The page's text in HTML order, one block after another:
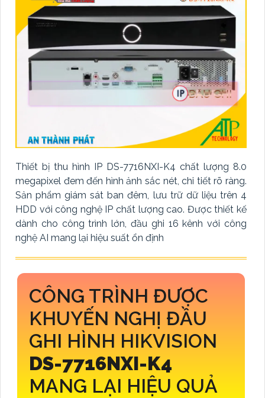
Thiết bị thu hình IP DS-7716NXI-K4 chất lượng 8.0
megapixel đem đến hình ảnh sắc nét, chi tiết rõ ràng.
Sản phẩm giám sát ban đêm, lưu trữ dữ liệu trên 4
HDD với công nghệ IP chất lượng cao. Được thiết kế
dành cho công trình lớn, đầu ghi 16 kênh với công
nghệ AI mang lại hiệu suất ổn định
CÔNG TRÌNH ĐƯỢC
KHUYẾN NGHỊ ĐẦU
GHI HÌNH HIKVISION
DS-7716NXI-K4
MANG LẠI HIỆU QUẢ